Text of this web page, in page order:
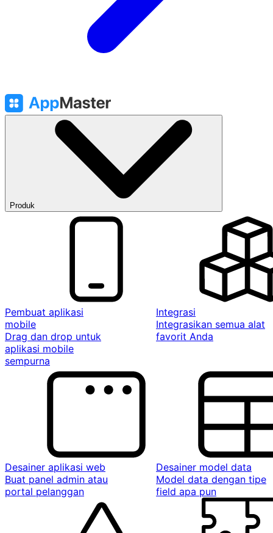
Produk
Pembuat aplikasi
mobile
Drag dan drop untuk
aplikasi mobile
sempurna
Integrasi
Integrasikan semua alat
favorit Anda
Desainer aplikasi web
Buat panel admin atau
portal pelanggan
Desainer model data
Model data dengan tipe
field apa pun